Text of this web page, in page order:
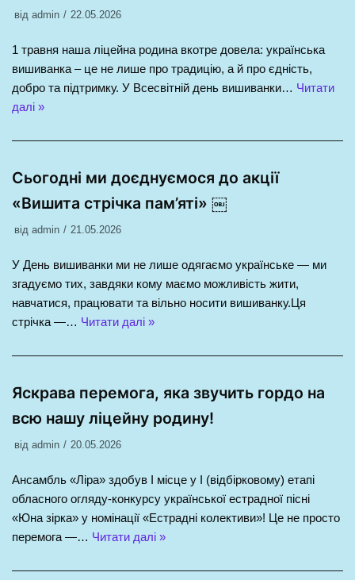
від admin 22.05.2026
1 травня наша ліцейна родина вкотре довела: українська
вишиванка – це не лише про традицію, а й про єдність,
добро та підтримку. У Всесвітній день вишиванки… Читати
далі »
Сьогодні ми доєднуємося до акції
«Вишита стрічка пам’яті» ￼
від admin 21.05.2026
У День вишиванки ми не лише одягаємо українське — ми
згадуємо тих, завдяки кому маємо можливість жити,
навчатися, працювати та вільно носити вишиванку.Ця
стрічка —… Читати далі »
Яскрава перемога, яка звучить гордо на
всю нашу ліцейну родину!
від admin 20.05.2026
Ансамбль «Ліра» здобув І місце у І (відбірковому) етапі
обласного огляду-конкурсу української естрадної пісні
«Юна зірка» у номінації «Естрадні колективи»! Це не просто
перемога —… Читати далі »